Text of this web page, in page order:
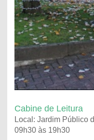
Cabine de Leitura
Local: Jardim Público
09h30 às 19h30